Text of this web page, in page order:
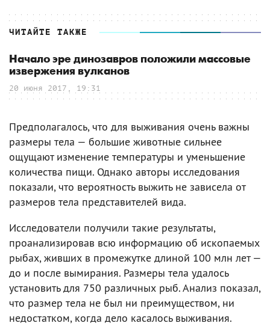
ЧИТАЙТЕ ТАКЖЕ
Начало эре динозавров положили массовые
извержения вулканов
20 июня 2017, 19:31
Предполагалось, что для выживания очень важны
размеры тела — большие животные сильнее
ощущают изменение температуры и уменьшение
количества пищи. Однако авторы исследования
показали, что вероятность выжить не зависела от
размеров тела представителей вида.
Исследователи получили такие результаты,
проанализировав всю информацию об ископаемых
рыбах, живших в промежутке длиной 100 млн лет —
до и после вымирания. Размеры тела удалось
установить для 750 различных рыб. Анализ показал,
что размер тела не был ни преимуществом, ни
недостатком, когда дело касалось выживания.